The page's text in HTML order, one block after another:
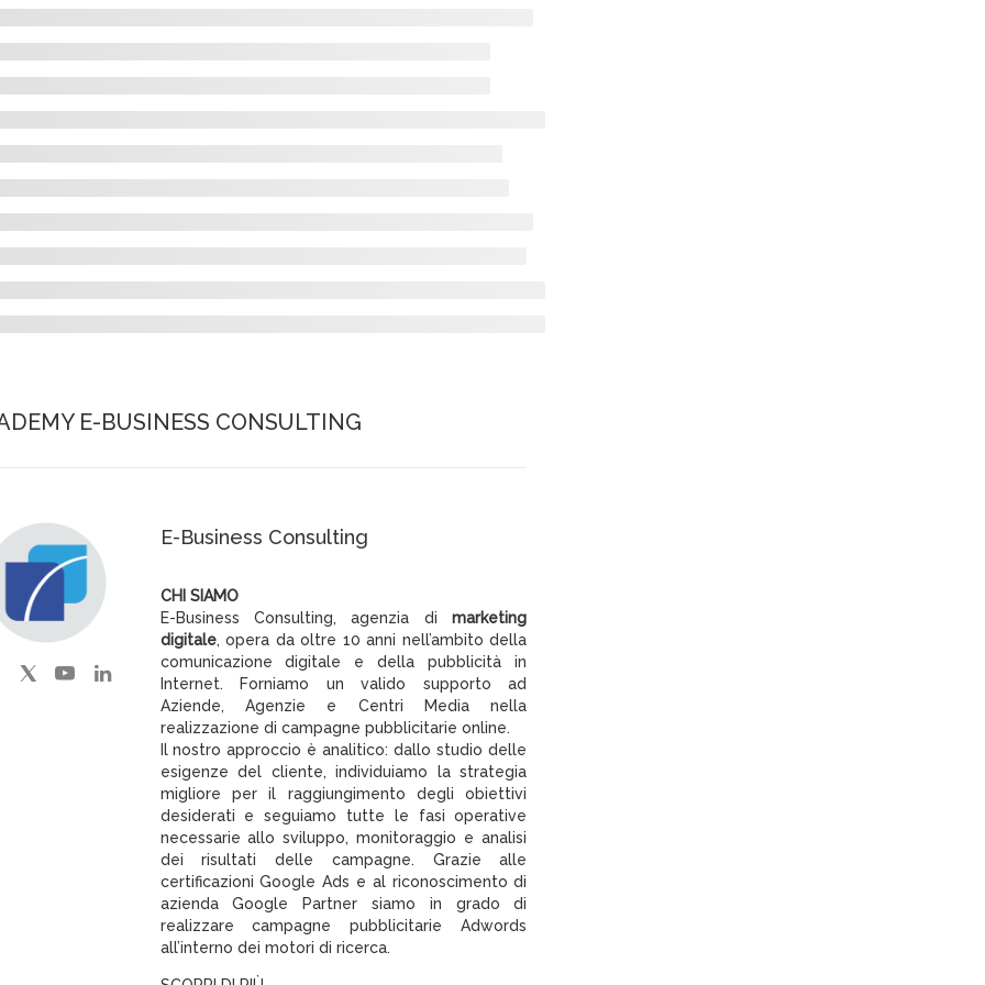
E-BUSINESS CONSULTING
E-Business Consulting
CHI SIAMO
E-Business Consulting, agenzia dimarketing
digitale, opera da oltre 10 anni nell’ambito della
comunicazione digitale e della pubblicità in
Internet. Forniamo un valido supporto ad
Aziende, Agenzie e Centri Media nella
realizzazione di campagne pubblicitarie online.
Il nostro approccio è analitico: dallo studio delle
esigenze del cliente, individuiamo la strategia
migliore per il raggiungimento degli obiettivi
desiderati e seguiamo tutte le fasi operative
necessarie allo sviluppo, monitoraggio e analisi
dei risultati delle campagne. Grazie alle
certificazioni Google Ads e al riconoscimento di
azienda Google Partner siamo in grado di
realizzare campagne pubblicitarie Adwords
all’interno dei motori di ricerca.